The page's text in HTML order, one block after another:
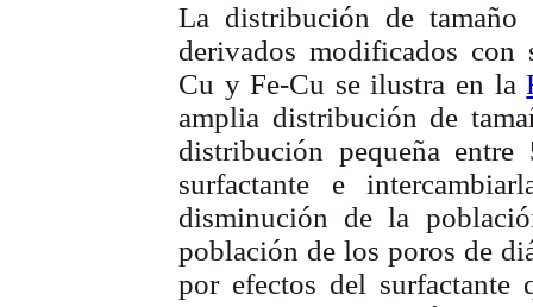
La distribución de
derivados modificados con
Cu y Fe-Cu se ilustra en la
amplia distribución de
distribución pequeña
surfactante e
disminución de la
población de los poros de
por efectos del surfactante